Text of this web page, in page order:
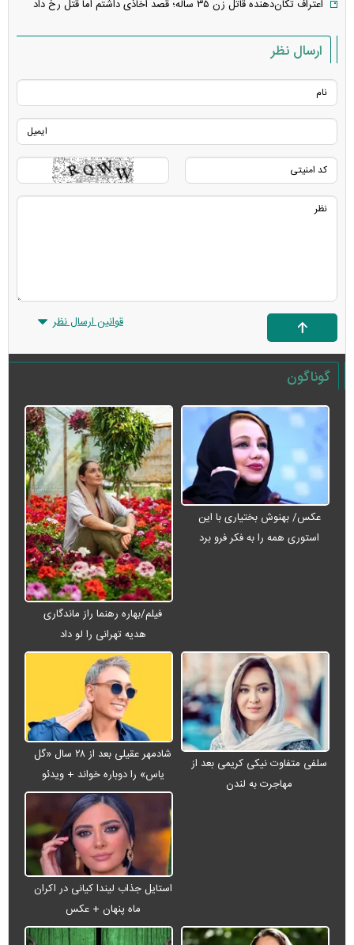
اعتراف تکان‌دهنده قاتل زن ۳۵ ساله؛ قصد اخاذی داشتم اما قتل رخ داد
ارسال نظر
قوانین ارسال نظر
گوناگون
عکس/ بهنوش بختیاری با این
استوری همه را به فکر فرو برد
فیلم/بهاره رهنما راز ماندگاری
هدیه تهرانی را لو داد
سلفی متفاوت نیکی کریمی بعد از
مهاجرت به لندن
شادمهر عقیلی بعد از ۲۸ سال «گل
یاس» را دوباره خواند + ویدئو
استایل جذاب لیندا کیانی در اکران
ماه پنهان + عکس